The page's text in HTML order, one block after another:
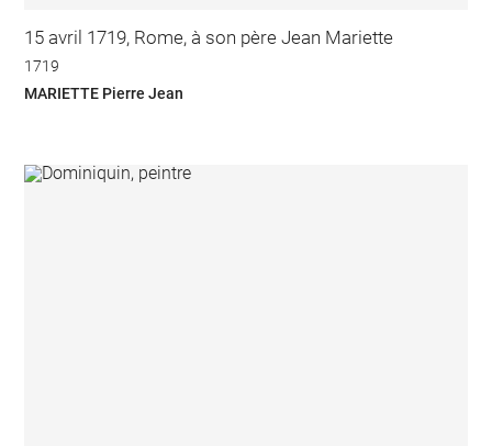
15 avril 1719, Rome, à son père Jean Mariette
1719
MARIETTE Pierre Jean